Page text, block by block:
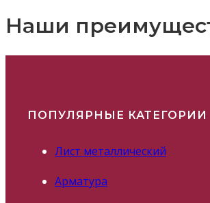
Наши
ПОПУЛЯРНЫЕ КАТЕГОРИИ
Лист металлический
Арматура